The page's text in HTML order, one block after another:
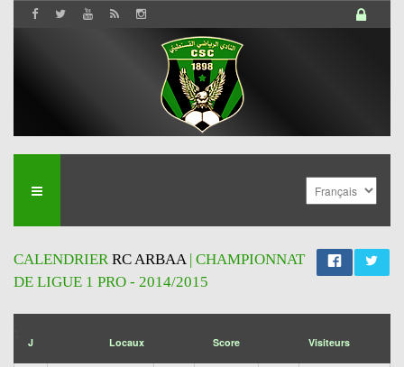
CALENDRIERRC ARBAA| CHAMPIONNAT
DE LIGUE 1 PRO - 2014/2015
J Locaux Score Visiteurs